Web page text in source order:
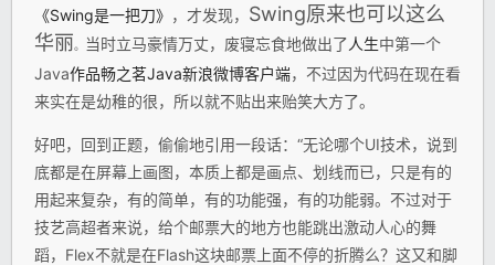
《Swing是一把刀》 ，才发现， Swing原来也可以这么
华丽。 当时立马豪情万丈，废寝忘食地做出了人生中第一个
Java作品畅之茗Java新浪微博客户端，不过因为代码在现在看
来实在是幼稚的很，所以就不贴出来贻笑大方了。
好吧，回到正题，偷偷地引用一段话：“无论哪个UI技术，说到
底都是在屏幕上画图，本质上都是画点、划线而已，只是有的
用起来复杂，有的简单，有的功能强，有的功能弱。不过对于
技艺高超者来说，给个邮票大的地方也能跳出激动人心的舞
蹈，Flex不就是在Flash这块邮票上面不停的折腾么？这又和脚